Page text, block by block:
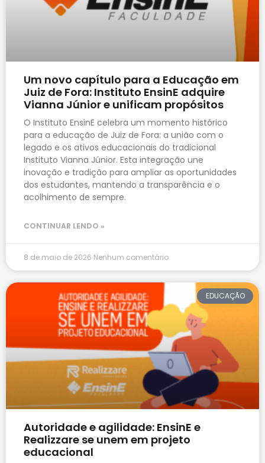
Um novo capítulo para a Educação em
Juiz de Fora: Instituto EnsinE adquire
Vianna Júnior e unificam propósitos
O Instituto EnsinE celebra um momento histórico
para a educação de Juiz de Fora: a união com o
legado e os ativos educacionais do tradicional
Instituto Vianna Júnior. Esta integração une
inovação e tradição para ampliar as oportunidades
dos estudantes, mantendo a transparência e o
acolhimento de sempre.
CONTINUAR LENDO »
8 de maio de 2026 Nenhum comentário
EDUCAÇÃO
Autoridade e agilidade: EnsinE e
Realizzare se unem em projeto
educacional